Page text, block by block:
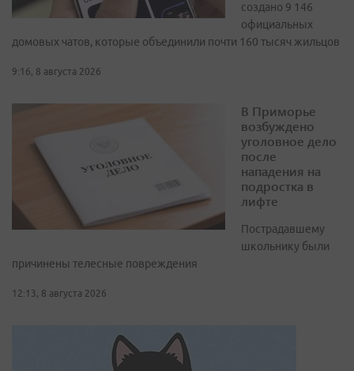
создано 9 146
официальных
домовых чатов, которые объединили почти 160 тысяч жильцов
9:16, 8 августа 2026
В Приморье
возбуждено
уголовное дело
после
нападения на
подростка в
лифте
Пострадавшему
школьнику были
причинены телесные повреждения
12:13, 8 августа 2026